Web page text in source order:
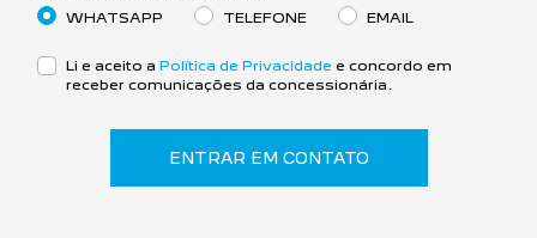
WHATSAPP
TELEFONE EMAIL
Li e aceito a Política de Privacidade e concordo em
receber comunicações da concessionária.
ENTRAR EM CONTATO